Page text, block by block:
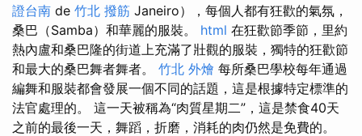
證台南 de 竹北 撥筋 Janeiro），每個人都有狂歡的氣氛，
桑巴（Samba）和華麗的服裝。 html 在狂歡節季節，里約
熱內盧和桑巴隆的街道上充滿了壯觀的服裝，獨特的狂歡節
和最大的桑巴舞者舞者。 竹北 外燴 每所桑巴學校每年通過
編舞和服裝都會發展一個不同的話題，這是根據特定標準的
法官處理的。 這一天被稱為“肉質星期二”，這是禁食40天
之前的最後一天，舞蹈，折磨，消耗的肉仍然是免費的。